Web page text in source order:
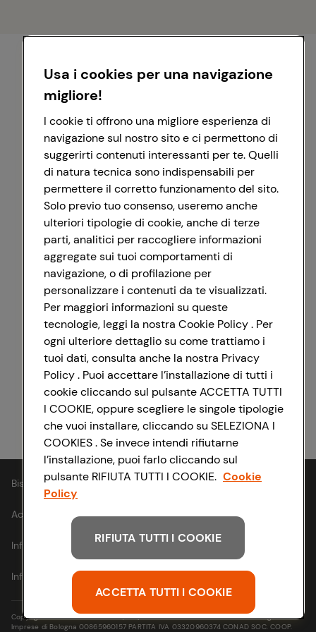
Registrati con Google
Registrati con Facebook
Registrati con Apple
Bisogno di aiuto?
Accessibilità
Informativa cookie
Informativa privacy
Copyright © 2021- Via Michelino, 59 | 40127 BOLOGNA Codice Fiscale e Registro
Imprese di Bologna 00865960157 PARTITA IVA 03320960374 CONAD SOC. COOP.
Usa i cookies per una navigazione
migliore!
I cookie ti offrono una migliore esperienza di
navigazione sul nostro sito e ci permettono di
suggerirti contenuti interessanti per te. Quelli
di natura tecnica sono indispensabili per
permettere il corretto funzionamento del sito.
Solo previo tuo consenso, useremo anche
ulteriori tipologie di cookie, anche di terze
parti, analitici per raccogliere informazioni
aggregate sui tuoi comportamenti di
navigazione, o di profilazione per
personalizzare i contenuti da te visualizzati.
Per maggiori informazioni su queste
tecnologie, leggi la nostra Cookie Policy . Per
ogni ulteriore dettaglio su come trattiamo i
tuoi dati, consulta anche la nostra Privacy
Policy . Puoi accettare l’installazione di tutti i
cookie cliccando sul pulsante ACCETTA TUTTI
I COOKIE, oppure scegliere le singole tipologie
che vuoi installare, cliccando su SELEZIONA I
COOKIES . Se invece intendi rifiutarne
l’installazione, puoi farlo cliccando sul
pulsante RIFIUTA TUTTI I COOKIE. Cookie
Policy
RIFIUTA TUTTI I COOKIE
ACCETTA TUTTI I COOKIE